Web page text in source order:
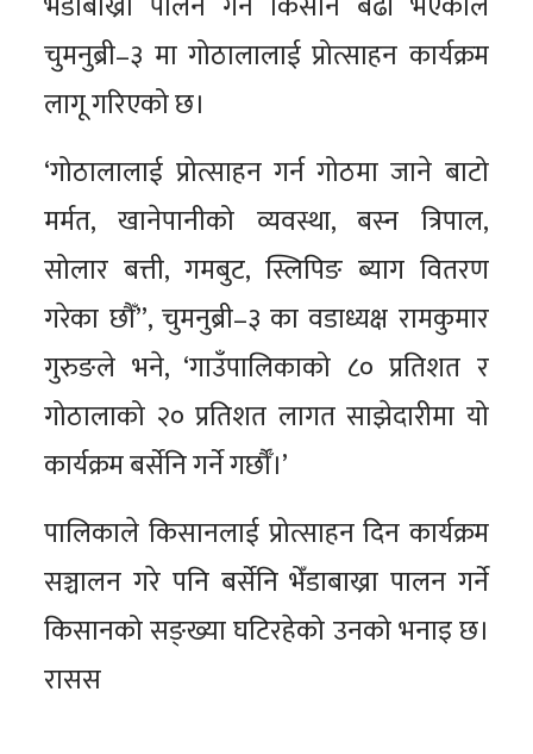
चुमनुब्री–३ मा गोठालालाई प्रोत्साहन कार्यक्रम
लागू गरिएको छ।
‘गोठालालाई प्रोत्साहन गर्न गोठमा जाने बाटो
मर्मत, खानेपानीको व्यवस्था, बस्न त्रिपाल,
सोलार बत्ती, गमबुट, स्लिपिङ ब्याग वितरण
गरेका छौँ”, चुमनुब्री–३ का वडाध्यक्ष रामकुमार
गुरुङले भने, ‘गाउँपालिकाको ८० प्रतिशत र
गोठालाको २० प्रतिशत लागत साझेदारीमा यो
कार्यक्रम बर्सेनि गर्ने गर्छौँ।’
पालिकाले किसानलाई प्रोत्साहन दिन कार्यक्रम
सञ्चालन गरे पनि बर्सेनि भेँडाबाख्रा पालन गर्ने
किसानको सङ्ख्या घटिरहेको उनको भनाइ छ।
रासस